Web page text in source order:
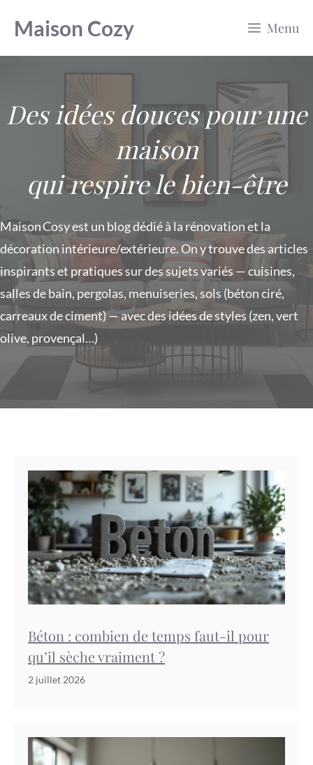
contenu
Maison Cozy Menu
Des idées douces pour une
maison
qui respire le bien-être
Maison Cosy est un blog dédié à la rénovation et la
décoration intérieure/extérieure. On y trouve des articles
inspirants et pratiques sur des sujets variés — cuisines,
salles de bain, pergolas, menuiseries, sols (béton ciré,
carreaux de ciment) — avec des idées de styles (zen, vert
olive, provençal…)
Béton : combien de temps faut-il pour
qu’il sèche vraiment ?
2 juillet 2026